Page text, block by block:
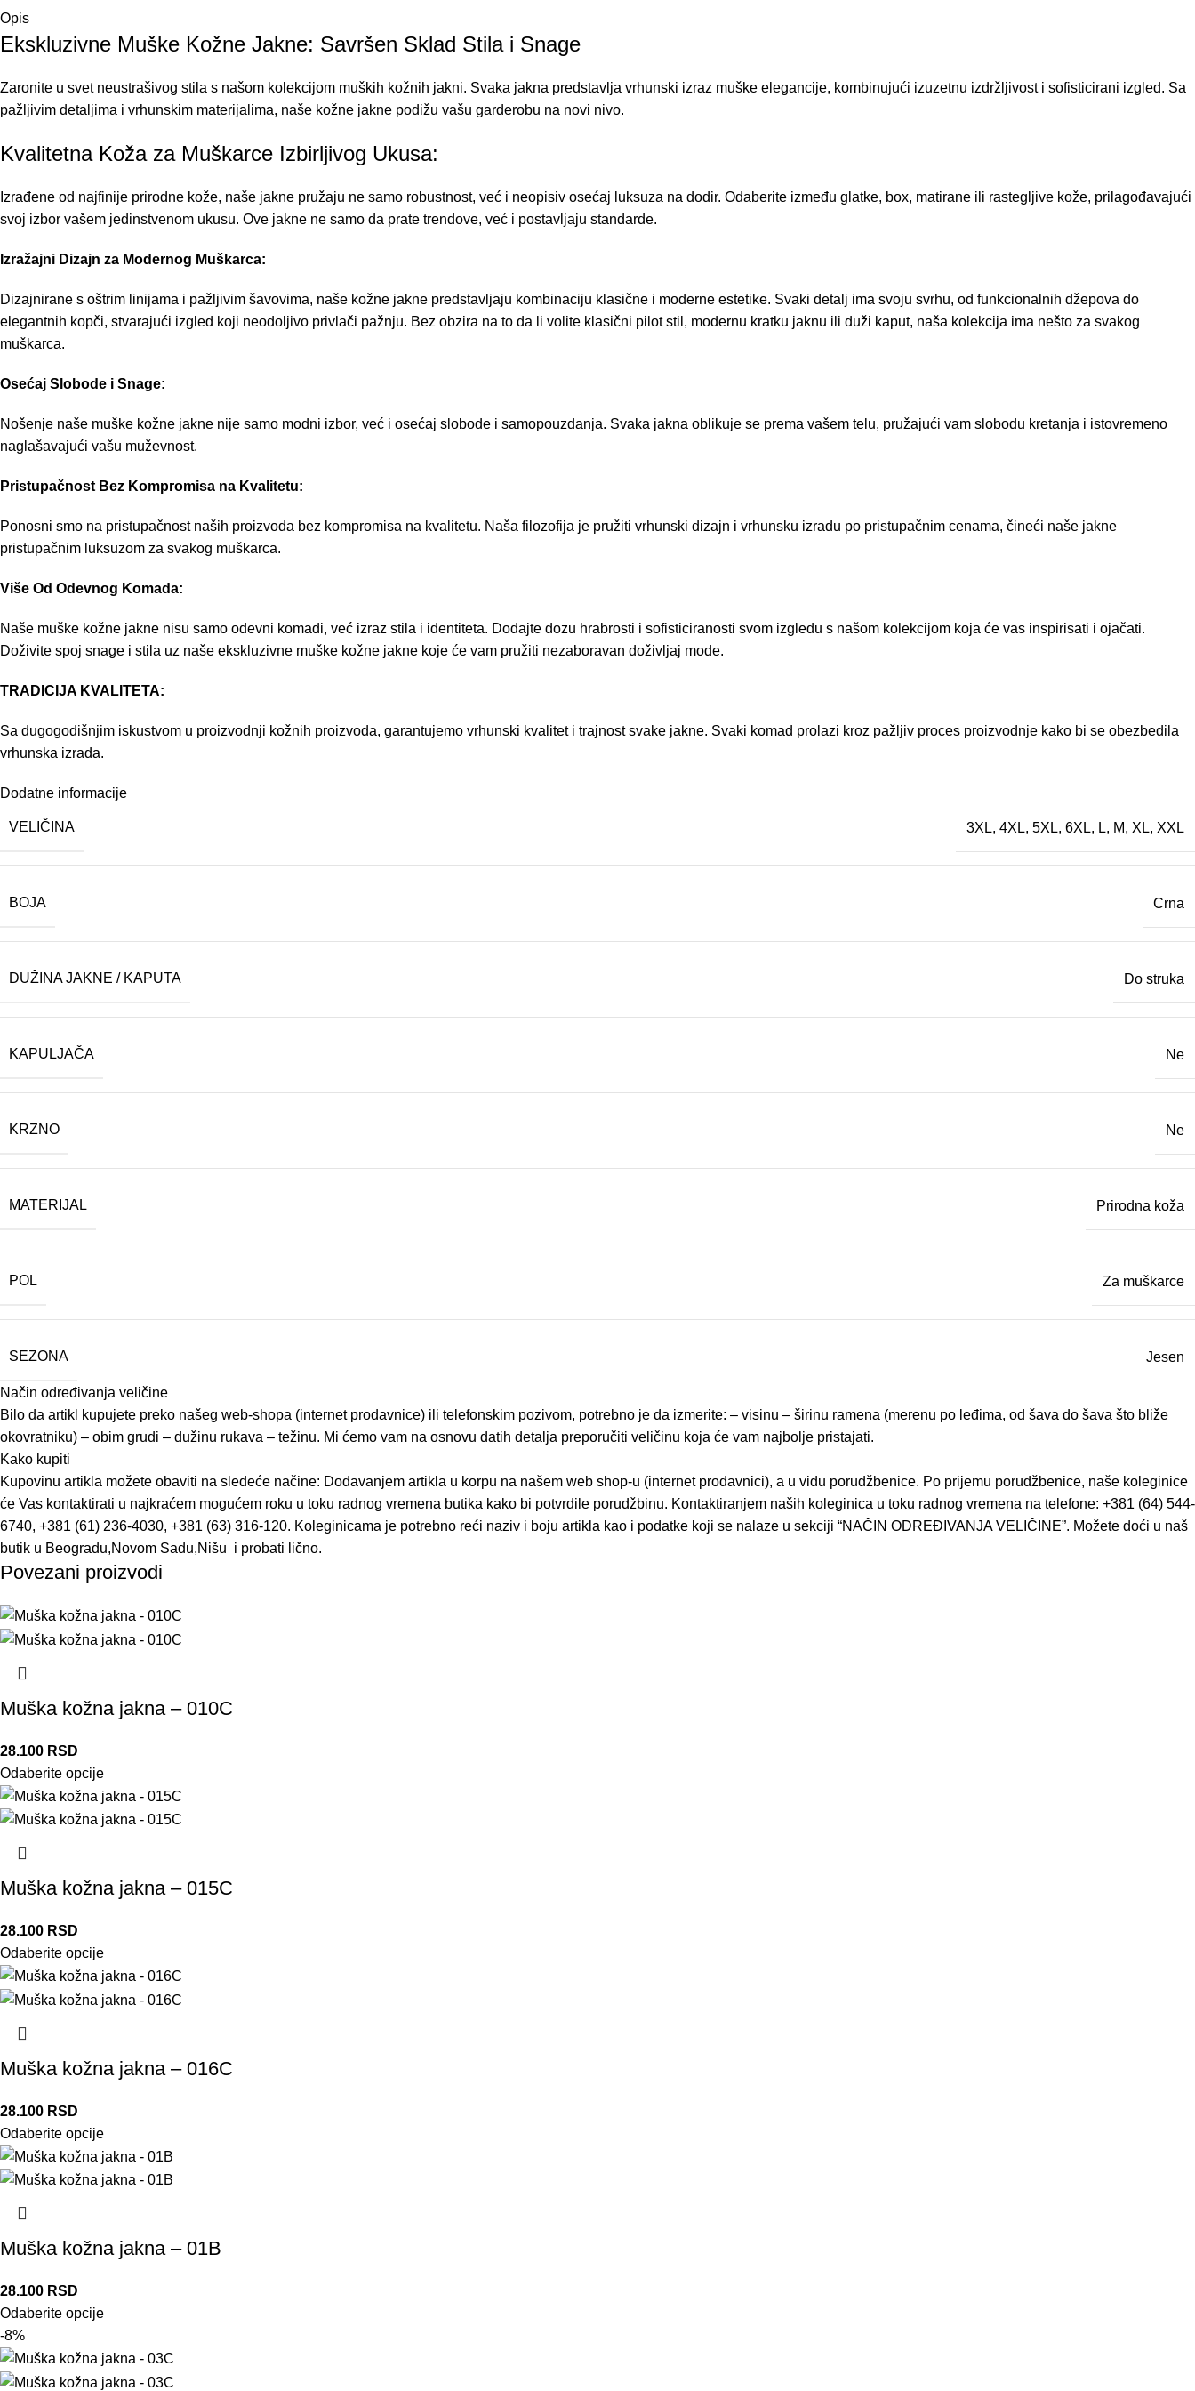
Opis
Ekskluzivne Muške Kožne Jakne: Savršen Sklad Stila i Snage
Zaronite u svet neustrašivog stila s našom kolekcijom muških kožnih jakni. Svaka jakna predstavlja vrhunski izraz muške elegancije, kombinujući izuzetnu izdržljivost i sofisticirani izgled. Sa
pažljivim detaljima i vrhunskim materijalima, naše kožne jakne podižu vašu garderobu na novi nivo.
Kvalitetna Koža za Muškarce Izbirljivog Ukusa:
Izrađene od najfinije prirodne kože, naše jakne pružaju ne samo robustnost, već i neopisiv osećaj luksuza na dodir. Odaberite između glatke, box, matirane ili rastegljive kože, prilagođavajući
svoj izbor vašem jedinstvenom ukusu. Ove jakne ne samo da prate trendove, već i postavljaju standarde.
Izražajni Dizajn za Modernog Muškarca:
Dizajnirane s oštrim linijama i pažljivim šavovima, naše kožne jakne predstavljaju kombinaciju klasične i moderne estetike. Svaki detalj ima svoju svrhu, od funkcionalnih džepova do
elegantnih kopči, stvarajući izgled koji neodoljivo privlači pažnju. Bez obzira na to da li volite klasični pilot stil, modernu kratku jaknu ili duži kaput, naša kolekcija ima nešto za svakog
muškarca.
Osećaj Slobode i Snage:
Nošenje naše muške kožne jakne nije samo modni izbor, već i osećaj slobode i samopouzdanja. Svaka jakna oblikuje se prema vašem telu, pružajući vam slobodu kretanja i istovremeno
naglašavajući vašu muževnost.
Pristupačnost Bez Kompromisa na Kvalitetu:
Ponosni smo na pristupačnost naših proizvoda bez kompromisa na kvalitetu. Naša filozofija je pružiti vrhunski dizajn i vrhunsku izradu po pristupačnim cenama, čineći naše jakne
pristupačnim luksuzom za svakog muškarca.
Više Od Odevnog Komada:
Naše muške kožne jakne nisu samo odevni komadi, već izraz stila i identiteta. Dodajte dozu hrabrosti i sofisticiranosti svom izgledu s našom kolekcijom koja će vas inspirisati i ojačati.
Doživite spoj snage i stila uz naše ekskluzivne muške kožne jakne koje će vam pružiti nezaboravan doživljaj mode.
TRADICIJA KVALITETA:
Sa dugogodišnjim iskustvom u proizvodnji kožnih proizvoda, garantujemo vrhunski kvalitet i trajnost svake jakne. Svaki komad prolazi kroz pažljiv proces proizvodnje kako bi se obezbedila
vrhunska izrada.
Dodatne informacije
VELIČINA 3XL, 4XL, 5XL, 6XL, L, M, XL, XXL
BOJA Crna
DUŽINA JAKNE / KAPUTA Do struka
KAPULJAČA Ne
KRZNO Ne
MATERIJAL Prirodna koža
POL Za muškarce
SEZONA Jesen
Način određivanja veličine
Bilo da artikl kupujete preko našeg web-shopa (internet prodavnice) ili telefonskim pozivom, potrebno je da izmerite: – visinu – širinu ramena (merenu po leđima, od šava do šava što bliže
okovratniku) – obim grudi – dužinu rukava – težinu. Mi ćemo vam na osnovu datih detalja preporučiti veličinu koja će vam najbolje pristajati.
Kako kupiti
Kupovinu artikla možete obaviti na sledeće načine: Dodavanjem artikla u korpu na našem web shop-u (internet prodavnici), a u vidu porudžbenice. Po prijemu porudžbenice, naše koleginice
će Vas kontaktirati u najkraćem mogućem roku u toku radnog vremena butika kako bi potvrdile porudžbinu. Kontaktiranjem naših koleginica u toku radnog vremena na telefone: +381 (64) 544-
6740, +381 (61) 236-4030, +381 (63) 316-120. Koleginicama je potrebno reći naziv i boju artikla kao i podatke koji se nalaze u sekciji “NAČIN ODREĐIVANJA VELIČINE”. Možete doći u naš
butik u Beogradu,Novom Sadu,Nišu i probati lično.
Povezani proizvodi
Muška kožna jakna – 010C
28.100 RSD
Odaberite opcije
Muška kožna jakna – 015C
28.100 RSD
Odaberite opcije
Muška kožna jakna – 016C
28.100 RSD
Odaberite opcije
Muška kožna jakna – 01B
28.100 RSD
Odaberite opcije
-8%